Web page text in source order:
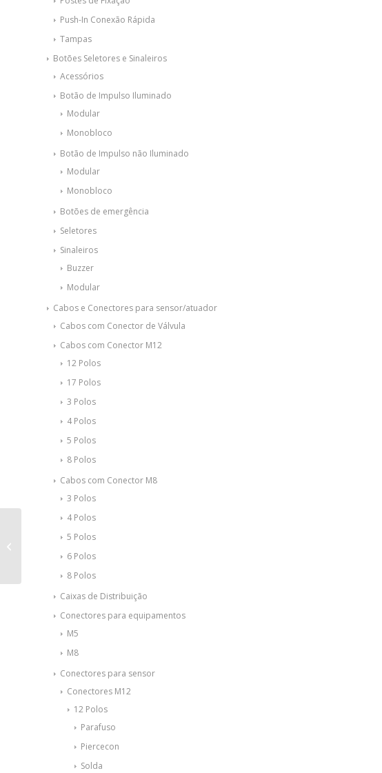
Push-In Conexão Rápida
Tampas
Botões Seletores e Sinaleiros
Acessórios
Botão de Impulso Iluminado
Modular
Monobloco
Botão de Impulso não Iluminado
Modular
Monobloco
Botões de emergência
Seletores
Sinaleiros
Buzzer
Modular
Cabos e Conectores para sensor/atuador
Cabos com Conector de Válvula
Cabos com Conector M12
12 Polos
17 Polos
3 Polos
4 Polos
5 Polos
8 Polos
Cabos com Conector M8
3 Polos
4 Polos
5 Polos
6 Polos
8 Polos
Caixas de Distribuição
Conectores para equipamentos
M5
M8
Conectores para sensor
Conectores M12
12 Polos
Parafuso
Piercecon
Solda
programável para
automação e controle